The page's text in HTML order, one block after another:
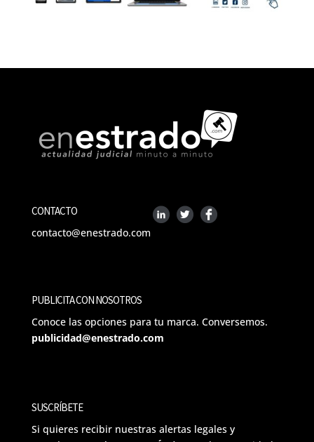
CONTACTO
contacto@enestrado.com
PUBLICITA CON NOSOTROS
Conoce las opciones para tu marca. Conversemos.
publicidad@enestrado.com
SUSCRÍBETE
Si quieres recibir nuestras alertas legales y